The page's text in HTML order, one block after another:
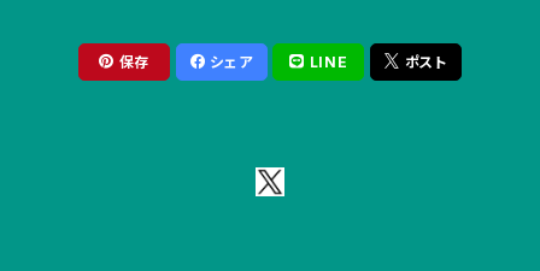
保存 シェア LINE ポスト